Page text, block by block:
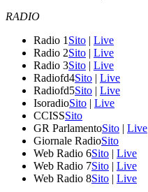
RADIO
Radio 1 Sito | Live
Radio 2Sito | Live
Radio 3Sito | Live
Radiofd4Sito | Live
Radiofd5Sito | Live
IsoradioSito | Live
CCISSSito
GR ParlamentoSito | Live
Giornale RadioSito
Web Radio 6Sito | Live
Web Radio 7Sito | Live
Web Radio 8Sito | Live